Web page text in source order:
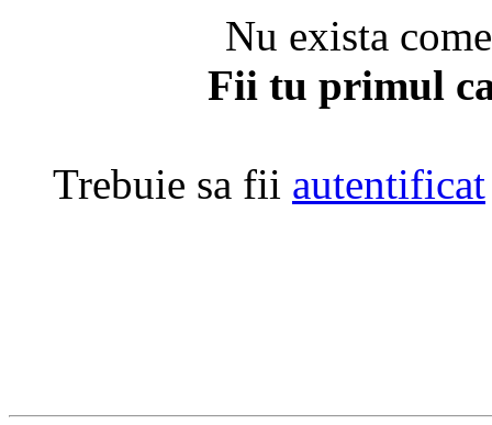
Nu exista
Fii tu primul
Trebuie sa fii autentificat